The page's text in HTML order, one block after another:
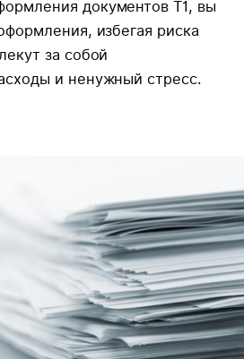
документов Т1, вы
избегая риска
за собой
и ненужный стресс.